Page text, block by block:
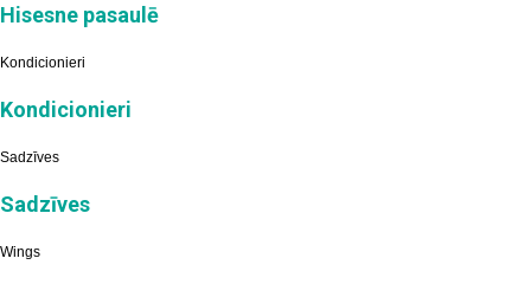
Hisesne pasaulē
Kondicionieri
Kondicionieri
Sadzīves
Sadzīves
Wings